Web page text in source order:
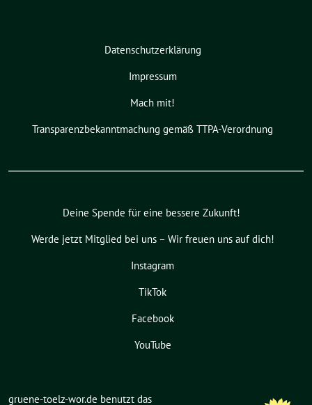
Datenschutzerklärung
Impressum
Mach mit!
Transparenzbekanntmachung gemäß TTPA-Verordnung
Deine Spende für eine bessere Zukunft!
Werde jetzt Mitglied bei uns – Wir freuen uns auf dich!
Instagram
TikTok
Facebook
YouTube
gruene-toelz-wor.de benutzt das